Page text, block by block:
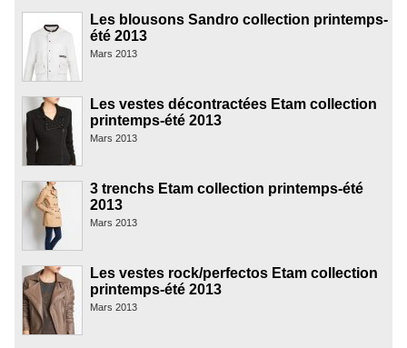
Les blousons Sandro collection printemps-
été 2013
Mars 2013
Les vestes décontractées Etam collection
printemps-été 2013
Mars 2013
3 trenchs Etam collection printemps-été
2013
Mars 2013
Les vestes rock/perfectos Etam collection
printemps-été 2013
Mars 2013